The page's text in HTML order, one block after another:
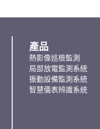
產品
熱影像巡檢監測
局部放電監測系統
振動設備監測系統
智慧儀表辨識系統